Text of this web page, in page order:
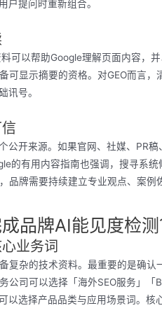
户提问时重新组合。
可以帮助Google理解页面内容，
可显示摘要的资格。对GEO而言
讯号。
公开来源。如果官网、社媒、PR
的有用内容指南也强调，搜寻系
品牌需要持续建立专业观点、案
品牌AI能见度检
业务词
复杂的技术资料。最重要的是确
公司可以选择「海外SEO服务」
以选择产品品类与应用场景词。